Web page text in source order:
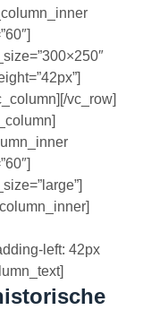
vc_row]
left: 42px